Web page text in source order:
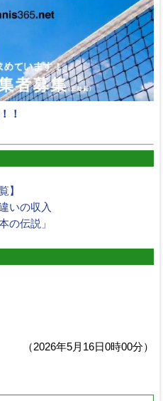
！
】
いの収入
の伝説」
（2026年5月16日0時00分）